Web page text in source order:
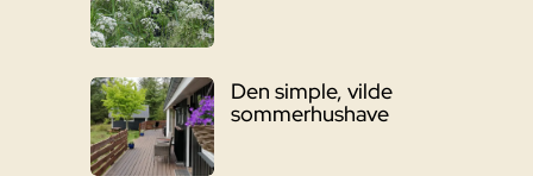
Den simple, vilde
sommerhushave